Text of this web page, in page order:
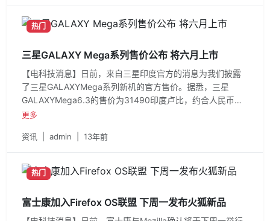
热门
三星GALAXY Mega系列售价公布 将六月上市
【电科技消息】日前，来自三星印度官方的消息为我们披露
了三星GALAXYMega系列新机的官方售价。据悉，三星
GALAXYMega6.3的售价为31490印度卢比，约合人民币
3475元；而三星GALAXYMega5.8的定价则为2
更多
资讯 admin 13年前
热门
富士康加入Firefox OS联盟 下周一发布火狐新品